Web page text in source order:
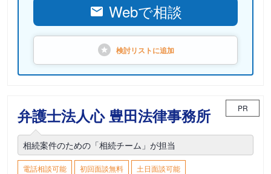
Webで相談
検討リストに追加
弁護士法人心 豊田法律事務所 PR
相続案件のための「相続チーム」が担当
電話相談可能 初回面談無料
土日面談可能